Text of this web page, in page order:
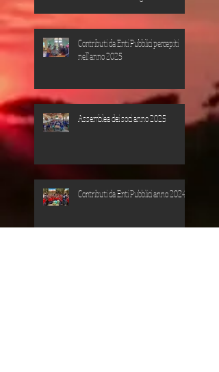
Contributi da Enti Pubblici percepiti
nell'anno 2025
Assemblea dei soci anno 2025
Contributi da Enti Pubblici anno 2024